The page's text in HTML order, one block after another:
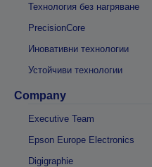
Технология без нагряване
PrecisionCore
Иновативни технологии
Устойчиви технологии
Company
Executive Team
Epson Europe Electronics
Digigraphie